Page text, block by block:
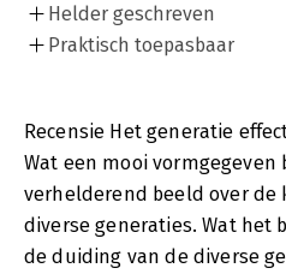
Helder geschreven
Praktisch toepasbaar
Recensie Het generatie
Wat een mooi vormgegeven
verhelderend beeld over de
diverse generaties. Wat het
de duiding van de diverse